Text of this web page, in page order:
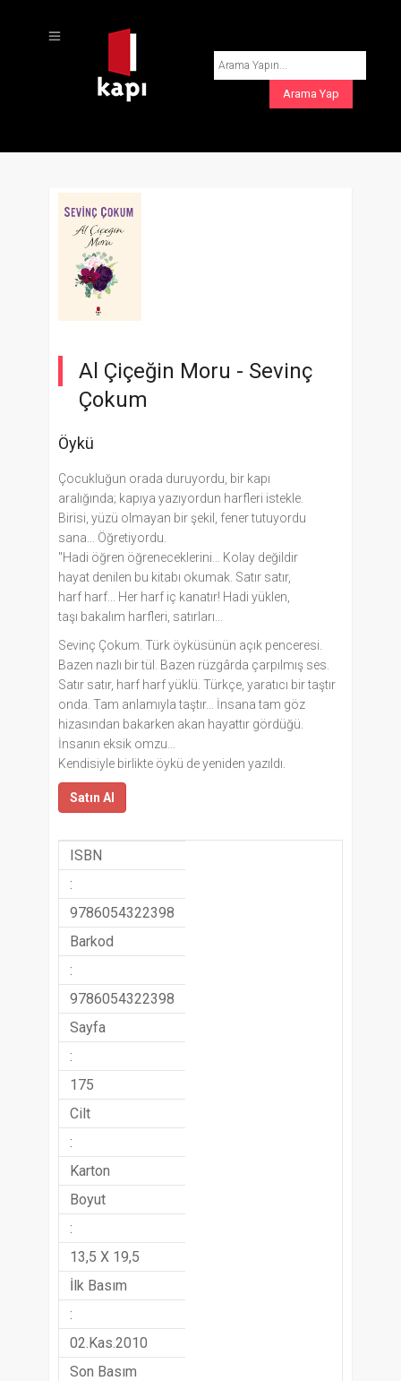
Al Çiçeğin Moru - Sevinç
Çokum
Öykü
Çocukluğun orada duruyordu, bir kapı
aralığında; kapıya yazıyordun harfleri istekle.
Birisi, yüzü olmayan bir şekil, fener tutuyordu
sana... Öğretiyordu.
"Hadi öğren öğreneceklerini... Kolay değildir
hayat denilen bu kitabı okumak. Satır satır,
harf harf... Her harf iç kanatır! Hadi yüklen,
taşı bakalım harfleri, satırları...
Sevinç Çokum. Türk öyküsünün açık penceresi.
Bazen nazlı bir tül. Bazen rüzgârda çarpılmış ses.
Satır satır, harf harf yüklü. Türkçe, yaratıcı bir taştır
onda. Tam anlamıyla taştır... İnsana tam göz
hizasından bakarken akan hayattır gördüğü.
İnsanın eksik omzu...
Kendisiyle birlikte öykü de yeniden yazıldı.
Satın Al
ISBN
:
9786054322398
Barkod
:
9786054322398
Sayfa
:
175
Cilt
:
Karton
Boyut
:
13,5 X 19,5
İlk Basım
:
02.Kas.2010
Son Basım